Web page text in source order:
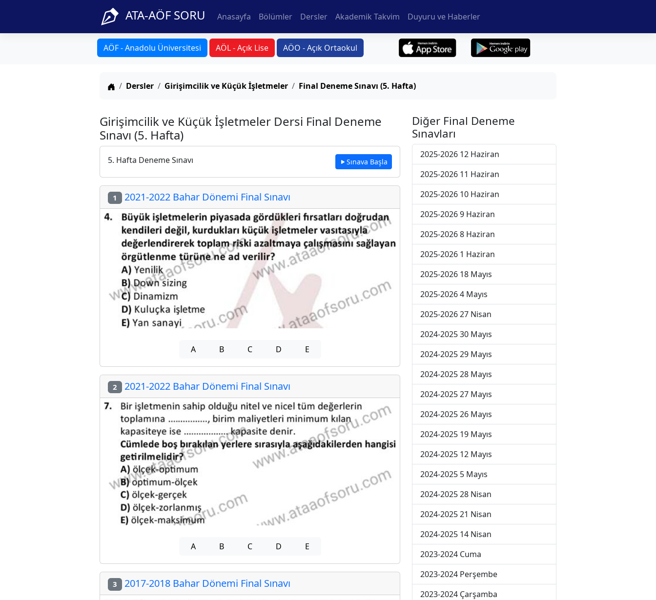
ATA-AÖF SORU Anasayfa Bölümler Dersler Akademik Takvim Duyuru ve Haberler
AÖF - Anadolu Üniversitesi AÖL - Açık Lise AÖO - Açık Ortaokul
Anasayfa
Dersler Girişimcilik ve Küçük İşletmeler Final Deneme Sınavı (5. Hafta)
Girişimcilik ve Küçük İşletmeler Dersi Final Deneme
Sınavı (5. Hafta)
5. Hafta Deneme Sınavı Sınava Başla
1 2021-2022 Bahar Dönemi Final Sınavı
A B C D E
2 2021-2022 Bahar Dönemi Final Sınavı
A B C D E
3 2017-2018 Bahar Dönemi Final Sınavı
Diğer Final Deneme
Sınavları
2025-2026 12 Haziran
2025-2026 11 Haziran
2025-2026 10 Haziran
2025-2026 9 Haziran
2025-2026 8 Haziran
2025-2026 1 Haziran
2025-2026 18 Mayıs
2025-2026 4 Mayıs
2025-2026 27 Nisan
2024-2025 30 Mayıs
2024-2025 29 Mayıs
2024-2025 28 Mayıs
2024-2025 27 Mayıs
2024-2025 26 Mayıs
2024-2025 19 Mayıs
2024-2025 12 Mayıs
2024-2025 5 Mayıs
2024-2025 28 Nisan
2024-2025 21 Nisan
2024-2025 14 Nisan
2023-2024 Cuma
2023-2024 Perşembe
2023-2024 Çarşamba